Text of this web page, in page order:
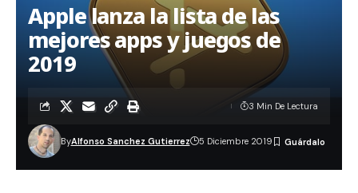
Apple lanza la lista de las
mejores apps y juegos de
2019
ByAlfonso Sanchez Gutierrez 5 Diciembre 2019
3 Min De Lectura